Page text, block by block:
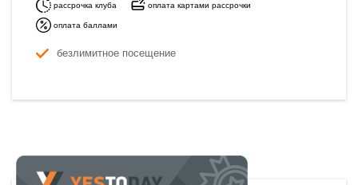
рассрочка клуба оплата картами рассрочки
оплата баллами
безлимитное посещение